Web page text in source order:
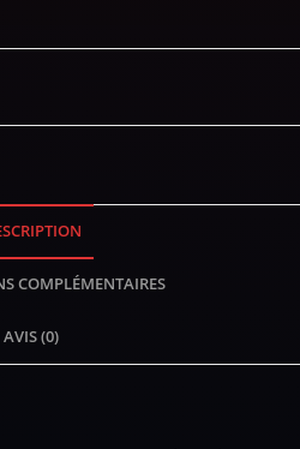
COMPLÉMENTAIRES
AVIS (0)